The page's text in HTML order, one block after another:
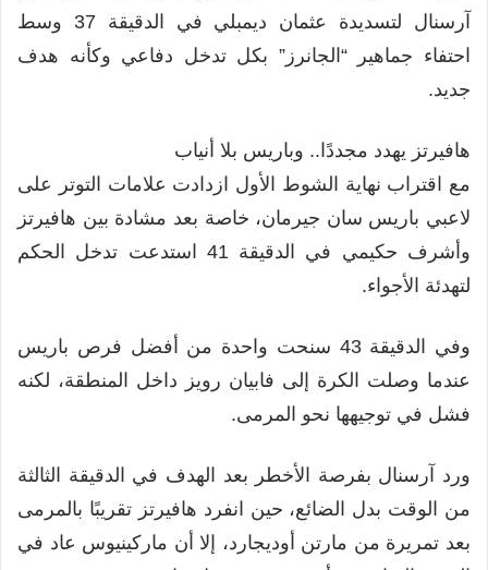
آرسنال لتسديدة عثمان ديمبلي في الدقيقة 37 وسط
احتفاء جماهير “الجانرز” بكل تدخل دفاعي وكأنه هدف
جديد.
هافيرتز يهدد مجددًا.. وباريس بلا أنياب
مع اقتراب نهاية الشوط الأول ازدادت علامات التوتر على
لاعبي باريس سان جيرمان، خاصة بعد مشادة بين هافيرتز
وأشرف حكيمي في الدقيقة 41 استدعت تدخل الحكم
لتهدئة الأجواء.
وفي الدقيقة 43 سنحت واحدة من أفضل فرص باريس
عندما وصلت الكرة إلى فابيان رويز داخل المنطقة، لكنه
فشل في توجيهها نحو المرمى.
ورد آرسنال بفرصة الأخطر بعد الهدف في الدقيقة الثالثة
من الوقت بدل الضائع، حين انفرد هافيرتز تقريبًا بالمرمى
بعد تمريرة من مارتن أوديجارد، إلا أن ماركينيوس عاد في